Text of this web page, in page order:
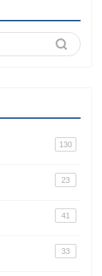
130
23
41
33